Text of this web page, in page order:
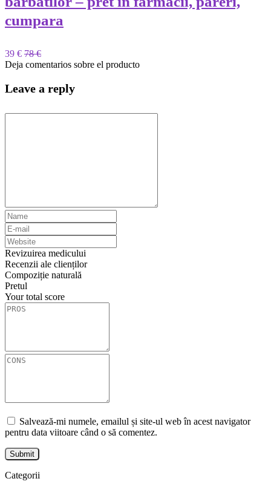
cumpara
39 € 78 €
Deja comentarios sobre el producto
Leave a reply
Revizuirea medicului
Recenzii ale clienților
Compoziție naturală
Pretul
Your total score
Salvează-mi numele, emailul și site-ul web în acest navigator
pentru data viitoare când o să comentez.
Categorii